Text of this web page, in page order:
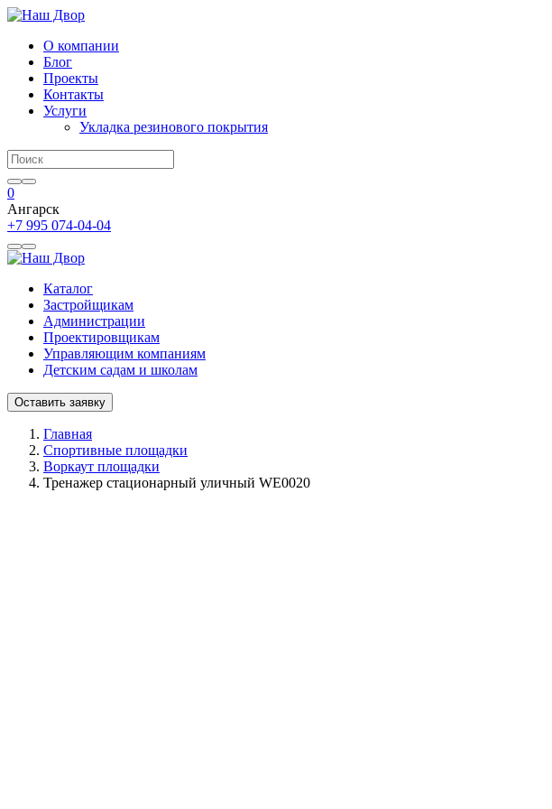
О компании
Блог
Проекты
Контакты
Услуги
Укладка резинового покрытия
0
Ангарск
+7 995 074-04-04
Каталог
Застройщикам
Администрации
Проектировщикам
Управляющим компаниям
Детским садам и школам
Оставить заявку
Главная
Спортивные площадки
Воркаут площадки
Тренажер стационарный уличный WE0020